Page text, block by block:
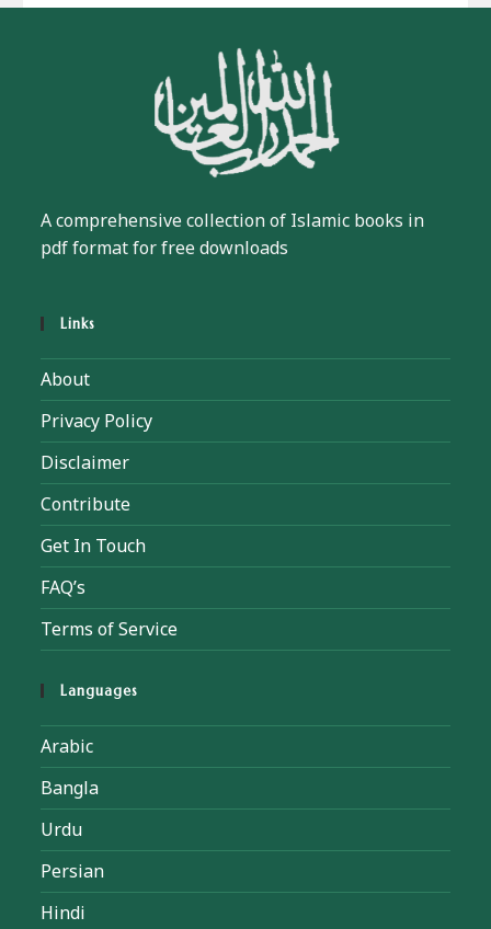
A comprehensive collection of Islamic books in
pdf format for free downloads
Links
About
Privacy Policy
Disclaimer
Contribute
Get In Touch
FAQ’s
Terms of Service
Languages
Arabic
Bangla
Urdu
Persian
Hindi